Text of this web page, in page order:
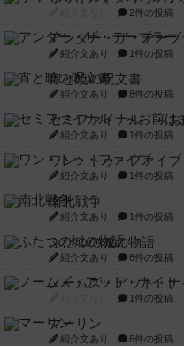
2件の投稿
アンダー・ザ・テーブ
紹介文あり 1件の投稿
宵と暁の呪文書
紹介文あり 8件の投稿
セミファイナル ～お
紹介文あり 1件の投稿
ワン・トゥ・ファイブ
紹介文あり 1件の投稿
南北戦争
紹介文あり 1件の投稿
ふたつの城の物語
紹介文あり 6件の投稿
ノームズ・アット・ナ
1件の投稿
マーリン
紹介文あり 6件の投稿